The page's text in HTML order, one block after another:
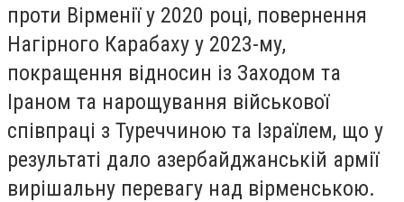
проти Вірменії у 2020 році, повернення
Нагірного Карабаху у 2023-му,
покращення відносин із Заходом та
Іраном та нарощування військової
співпраці з Туреччиною та Ізраїлем, що у
результаті дало азербайджанській армії
вирішальну перевагу над вірменською.